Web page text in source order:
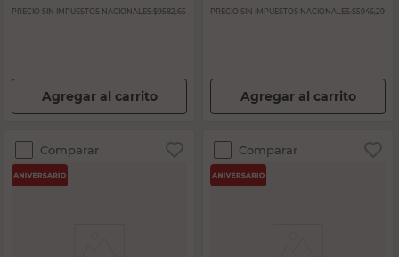
PRECIO SIN IMPUESTOS NACIONALES: $9582,65
Agregar al carrito
PRECIO SIN IMPUESTOS NACIONALES: $5946,29
Agregar al carrito
Comparar Comparar